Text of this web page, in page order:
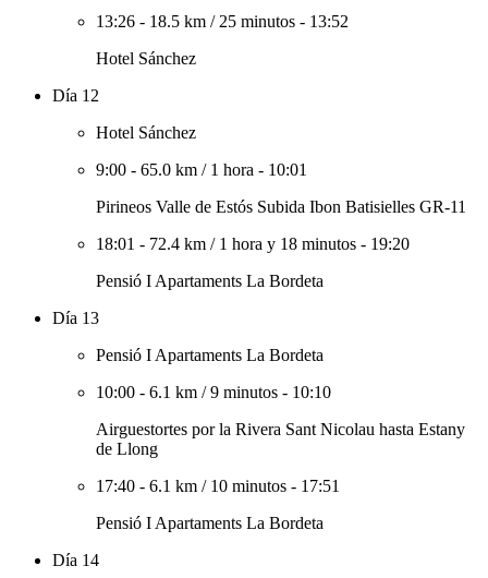
13:26 - 18.5 km / 25 minutos - 13:52
Hotel Sánchez
Día 12
Hotel Sánchez
9:00 - 65.0 km / 1 hora - 10:01
Pirineos Valle de Estós Subida Ibon Batisielles GR-11
18:01 - 72.4 km / 1 hora y 18 minutos - 19:20
Pensió I Apartaments La Bordeta
Día 13
Pensió I Apartaments La Bordeta
10:00 - 6.1 km /9 minutos - 10:10
Airguestortes por la Rivera Sant Nicolau hasta Estany
de Llong
17:40 - 6.1 km / 10 minutos - 17:51
Pensió I Apartaments La Bordeta
Día 14